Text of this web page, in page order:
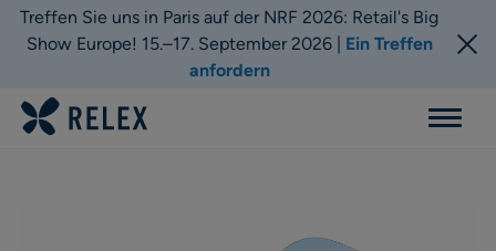
Treffen Sie uns in Paris auf der NRF 2026: Retail's Big
Show Europe! 15.–17. September 2026 | Ein Treffen
anfordern
Menu